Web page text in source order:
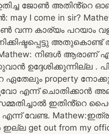
ഉതിച്ച ജോൺ
come in sir?
കാര്യം പറയാം
അതുകൊണ്ട്
നിങൾ
ഉദ്ദേശിക്കുന്നില്ല .
ഏതേലും property
ചൊതിക്കാൻ
ഇതിൻ്റെ പൈസ
വേണ്ട.
get out from my